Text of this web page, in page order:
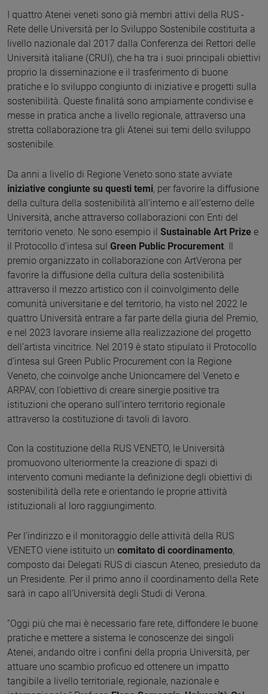
I quattro Atenei veneti sono già membri attivi della RUS -
Rete delle Università per lo Sviluppo Sostenibile costituita a
livello nazionale dal 2017 dalla Conferenza dei Rettori delle
Università italiane (CRUI), che ha tra i suoi principali obiettivi
proprio la disseminazione e il trasferimento di buone
pratiche e lo sviluppo congiunto di iniziative e progetti sulla
sostenibilità. Queste finalità sono ampiamente condivise e
messe in pratica anche a livello regionale, attraverso una
stretta collaborazione tra gli Atenei sui temi dello sviluppo
sostenibile.
Da anni a livello di Regione Veneto sono state avviate
iniziative congiunte su questi temi, per favorire la diffusione
della cultura della sostenibilità all’interno e all’esterno delle
Università, anche attraverso collaborazioni con Enti del
territorio veneto. Ne sono esempio il Sustainable Art Prize e
il Protocollo d’intesa sul Green Public Procurement . Il
premio organizzato in collaborazione con ArtVerona per
favorire la diffusione della cultura della sostenibilità
attraverso il mezzo artistico con il coinvolgimento delle
comunità universitarie e del territorio, ha visto nel 2022 le
quattro Università entrare a far parte della giuria del Premio,
e nel 2023 lavorare insieme alla realizzazione del progetto
dell’artista vincitrice. Nel 2019 è stato stipulato il Protocollo
d’intesa sul Green Public Procurement con la Regione
Veneto, che coinvolge anche Unioncamere del Veneto e
ARPAV, con l’obiettivo di creare sinergie positive tra
istituzioni che operano sull’intero territorio regionale
attraverso la costituzione di tavoli di lavoro.
Con la costituzione della RUS VENETO, le Università
promuovono ulteriormente la creazione di spazi di
intervento comuni mediante la definizione degli obiettivi di
sostenibilità della rete e orientando le proprie attività
istituzionali al loro raggiungimento.
Per l’indirizzo e il monitoraggio delle attività della RUS
VENETO viene istituito un comitato di coordinamento,
composto dai Delegati RUS di ciascun Ateneo, presieduto da
un Presidente. Per il primo anno il coordinamento della Rete
sarà in capo all’Università degli Studi di Verona.
“Oggi più che mai è necessario fare rete, diffondere le buone
pratiche e mettere a sistema le conoscenze dei singoli
Atenei, andando oltre i confini della propria Università, per
attuare uno scambio proficuo ed ottenere un impatto
tangibile a livello territoriale, regionale, nazionale e